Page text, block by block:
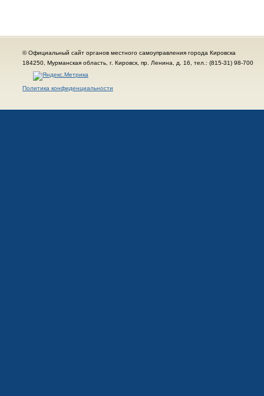
© Официальный сайт органов местного самоуправления города Кировска
184250, Мурманская область, г. Кировск, пр. Ленина, д. 16, тел.: (815-31) 98-700
Политика конфиденциальности